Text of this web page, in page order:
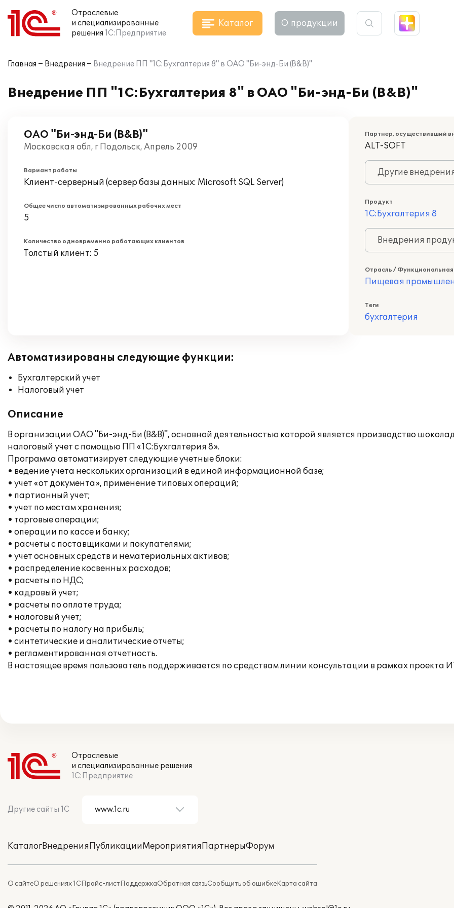
Отраслевые
и специализированные
решения 1С:Предприятие
Каталог О продукции
Главная Внедрения Внедрение ПП "1С:Бухгалтерия 8" в ОАО "Би-энд-Би (B&B)"
Внедрение ПП "1С:Бухгалтерия 8" в ОАО "Би-энд-Би (B&B)"
ОАО "Би-энд-Би (B&B)"
Московская обл, г Подольск, Апрель 2009
Вариант работы
Клиент-серверный (сервер базы данных: Microsoft SQL Server)
Общее число автоматизированных рабочих мест
5
Количество одновременно работающих клиентов
Толстый клиент: 5
Партнер, осуществивший
ALT-SOFT
Другие
Продукт
1С:Бухгалтерия 8
Внедрения
Отрасль /
Пищевая
Теги
бухгалтерия
Автоматизированы следующие функции:
Бухгалтерский учет
Налоговый учет
Описание
В организации ОАО "Би-энд-Би (B&B)", основной деятельностью которой является производство
налоговый учет с помощью ПП «1С:Бухгалтерия 8».
Программа автоматизирует следующие учетные блоки:
• ведение учета нескольких организаций в единой информационной базе;
• учет «от документа», применение типовых операций;
• партионный учет;
• учет по местам хранения;
• торговые операции;
• операции по кассе и банку;
• расчеты с поставщиками и покупателями;
• учет основных средств и нематериальных активов;
• распределение косвенных расходов;
• расчеты по НДС;
• кадровый учет;
• расчеты по оплате труда;
• налоговый учет;
• расчеты по налогу на прибыль;
• синтетические и аналитические отчеты;
• регламентированная отчетность.
В настоящее время пользователь поддерживается по средствам линии консультации в рамках проекта
Отраслевые
и специализированные решения
1С:Предприятие
Другие сайты 1С
КаталогВнедренияПубликацииМероприятияПартнерыФорум
О сайтеО решениях 1СПрайс-листПоддержкаОбратная связьСообщить об ошибкеКарта сайта